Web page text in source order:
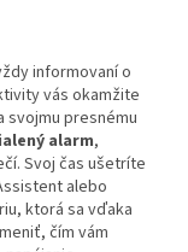
informovaní o
vás okamžite
svojmu presnému
alarm,
Svoj čas ušetríte
alebo
ktorá sa vďaka
čím vám